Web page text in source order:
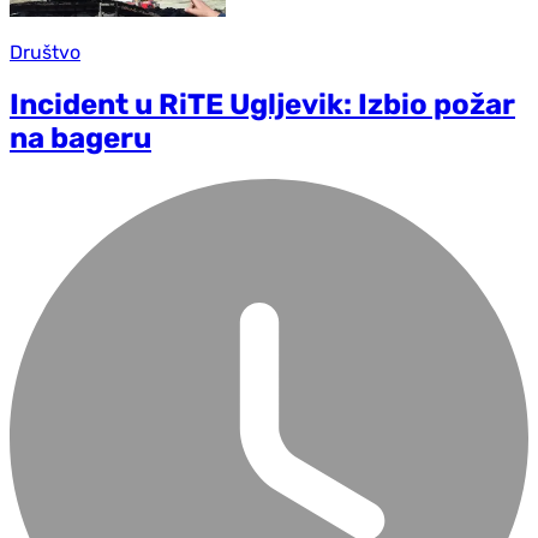
Društvo
Incident u RiTE Ugljevik: Izbio požar
na bageru